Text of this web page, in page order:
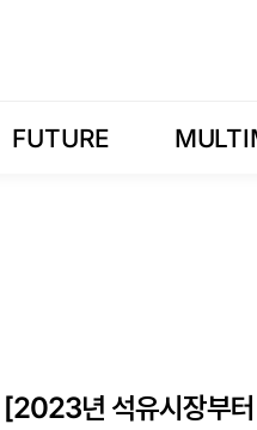
FUTURE
년 석유시장부